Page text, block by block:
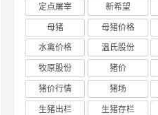
定点屠宰
新希望
母猪
母猪价格
水禽价格
温氏股份
牧原股份
猪价
猪价行情
猪场
生猪出栏
生猪存栏